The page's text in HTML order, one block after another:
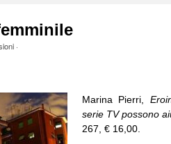
·
Marina Pierri,
serie TV possono
267, € 16,00.